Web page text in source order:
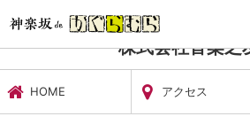
文化施設・ギャラリー
株式会社音楽之
HOME アクセス